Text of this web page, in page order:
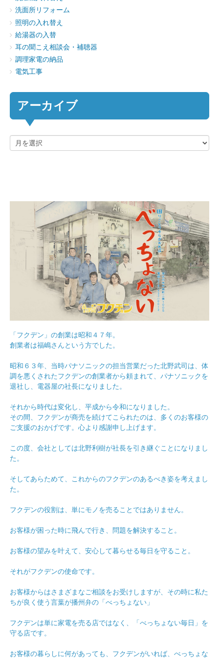
洗面所リフォーム
照明の入れ替え
給湯器の入替
耳の聞こえ相談会・補聴器
調理家電の納品
電気工事
アーカイブ
「フクデン」の創業は昭和４７年。
創業者は福嶋さんという方でした。
昭和６３年、当時パナソニックの担当営業だった北野武司は、体
調を悪くされたフクデンの創業者から頼まれて、パナソニックを
退社し、電器屋の社長になりました。
それから時代は変化し、平成から令和になりました。
その間、フクデンが商売を続けてこられたのは、多くのお客様の
ご支援のおかげです。心より感謝申し上げます。
この度、会社としては北野利樹が社長を引き継ぐことになりまし
た。
そしてあらためて、これからのフクデンのあるべき姿を考えまし
た。
フクデンの役割は、単にモノを売ることではありません。
お客様が困った時に飛んで行き、問題を解決すること。
お客様の望みを叶えて、安心して暮らせる毎日を守ること。
それがフクデンの使命です。
お客様からはさまざまなご相談をお受けしますが、その時に私た
ちが良く使う言葉が播州弁の「べっちょない」
フクデンは単に家電を売る店ではなく、「べっちょない毎日」を
守る店です。
お客様の暮らしに何があっても、フクデンがいれば、べっちょな